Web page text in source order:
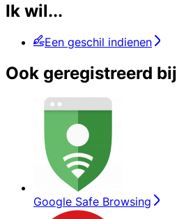
Ik wil...
Een geschil indienen
Ook geregistreerd bij
Google Safe Browsing